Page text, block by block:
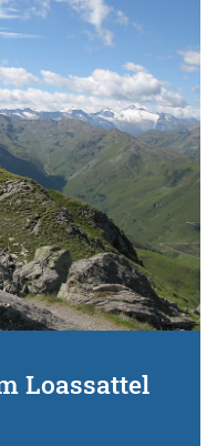
Loassattel